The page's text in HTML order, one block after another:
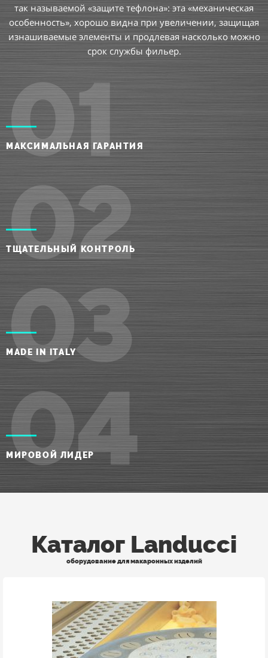
так называемой «защите тефлона»: эта «механическая
особенность», хорошо видна при увеличении, защищая
изнашиваемые элементы и продлевая насколько можно
срок службы фильер.
01
МАКСИМАЛЬНАЯ ГАРАНТИЯ
02
ТЩАТЕЛЬНЫЙ КОНТРОЛЬ
03
MADE IN ITALY
04
МИРОВОЙ ЛИДЕР
Каталог Landucci
оборудование для макаронных изделий